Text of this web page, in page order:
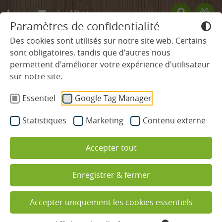
Paramètres de confidentialité
Des cookies sont utilisés sur notre site web. Certains
sont obligatoires, tandis que d'autres nous
permettent d'améliorer votre expérience d'utilisateur
sur notre site.
Essentiel
Google Tag Manager
Statistiques Marketing Contenu externe
Accepter tout
Enregistrer & fermer
Accepter uniquement les cookies essentiels
FR
DE
EN
HÔTEL
CHAMBRES & TARIFS
BIEN-ÊTRE ET SPA
Pension privilège
Bien manger dans les
restaurants de Ludinmühle